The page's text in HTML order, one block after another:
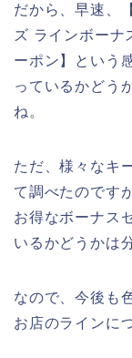
だから、早速、
ズ ラインボーナ
ーポン】という
っているかどう
ね。
ただ、様々なキ
て調べたのです
お得なボーナス
いるかどうかは
なので、今後も
お店のラインに